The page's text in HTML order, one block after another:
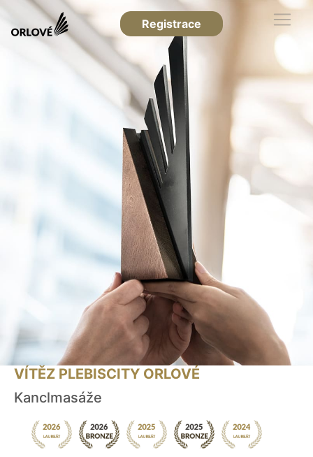
Registrace
VÍTĚZ PLEBISCITY ORLOVÉ
Kanclmasáže